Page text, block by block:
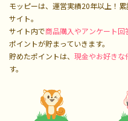
モッピーは、運営実績20年以上！累
サイト。
サイト内で商品購入やアンケート回
ポイントが貯まっていきます。
貯めたポイントは、 現金やお好きな
す。